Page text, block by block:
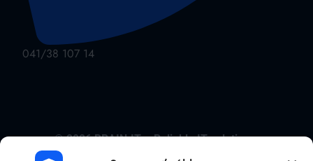
041/38 107 14
©2026BRAIN:IT – Reliable IT solutions.